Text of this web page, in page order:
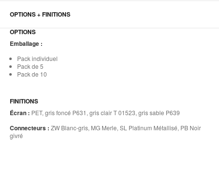
OPTIONS + FINITIONS
OPTIONS
Emballage :
Pack individuel
Pack de 5
Pack de 10
FINITIONS
Écran : PET, gris foncé P631, gris clair T 01523, gris sable P639
Connecteurs : ZW Blanc-gris, MG Merle, SL Platinum Métallisé, PB Noir
givré